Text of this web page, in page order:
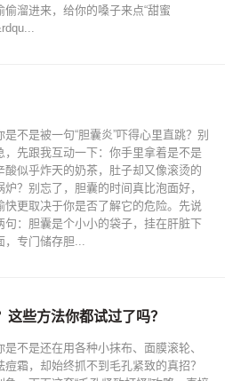
偷溜进来，给你的嗓子来点“甜蜜
是不是被一句“胆囊炎”吓得心里直跳？别
，先跟我互动一下：你手里拿着是不是
酸似乎炸天的奶茶，肚子却又像滚烫的
炉？别忘了，胆囊的时间真比泡面好，
快更取决于你是否了解它的危险。先说
句：胆囊是个小小的袋子，挂在肝脏下
，专门储存胆...
些方法你都试过了吗？
是不是还在用各种小抹布、面膜滚轮、
痘霜，却始终抓不到毛孔紧致的真招？